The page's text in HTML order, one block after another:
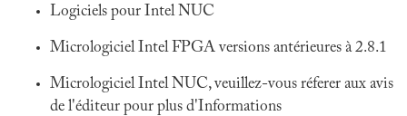
Logiciels pour Intel NUC
Micrologiciel Intel FPGA versions antérieures à 2.8.1
Micrologiciel Intel NUC, veuillez-vous réferer aux avis
de l'éditeur pour plus d'Informations